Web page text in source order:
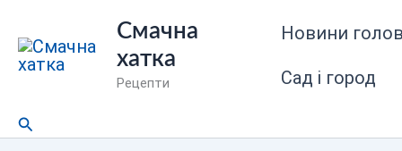
до
вмісту
Смачна
хатка
Рецепти
Новини
Сад і город
Пошук